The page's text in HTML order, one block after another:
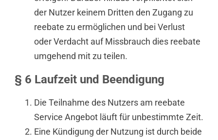
der Nutzer keinem Dritten den Zugang zu
reebate zu ermöglichen und bei Verlust
oder Verdacht auf Missbrauch dies reebate
umgehend mit zu teilen.
§ 6 Laufzeit und Beendigung
Die Teilnahme des Nutzers am reebate
Service Angebot läuft für unbestimmte Zeit.
Eine Kündigung der Nutzung ist durch beide